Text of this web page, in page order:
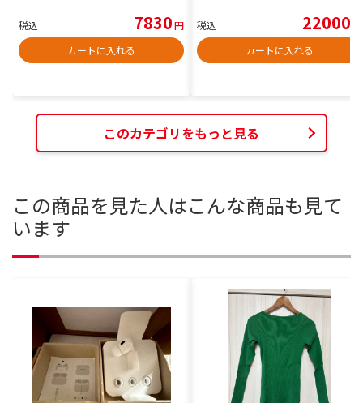
税込 7830円
カートに入れる
税込 22000
カートに入れる
このカテゴリをもっと見る
この商品を見た人はこんな商品も見て
います